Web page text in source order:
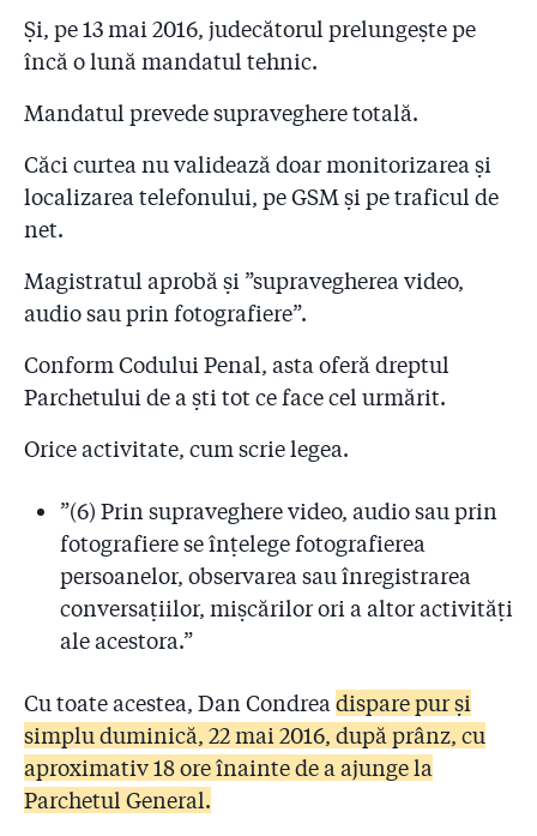
Și, pe 13 mai 2016, judecătorul prelungește pe
încă o lună mandatul tehnic.
Mandatul prevede supraveghere totală.
Căci curtea nu validează doar monitorizarea și
localizarea telefonului, pe GSM și pe traficul de
net.
Magistratul aprobă și ”supravegherea video,
audio sau prin fotografiere”.
Conform Codului Penal, asta oferă dreptul
Parchetului de a ști tot ce face cel urmărit.
Orice activitate, cum scrie legea.
”(6) Prin supraveghere video, audio sau prin
fotografiere se înţelege fotografierea
persoanelor, observarea sau înregistrarea
conversaţiilor, mişcărilor ori a altor activităţi
ale acestora.”
Cu toate acestea, Dan Condrea dispare pur și
simplu duminică, 22 mai 2016, după prânz, cu
aproximativ 18 ore înainte de a ajunge la
Parchetul General.